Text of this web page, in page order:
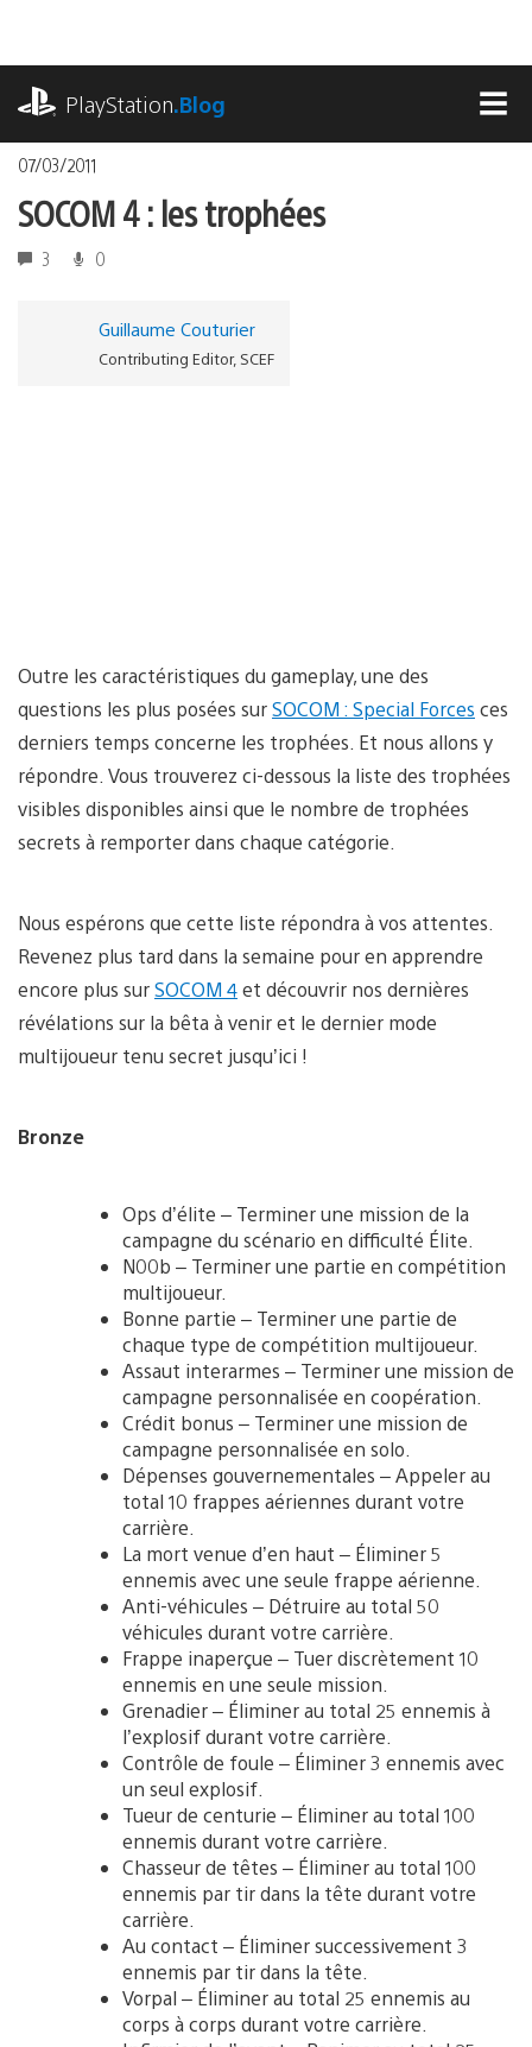
contenu
PlayStation.Blog
07/03/2011
SOCOM 4 : les trophées
3 0
Guillaume Couturier
Contributing Editor, SCEF
Outre les caractéristiques du gameplay, une des
questions les plus posées surSOCOM : Special Forces ces
derniers temps concerne les trophées. Et nous allons y
répondre. Vous trouverez ci-dessous la liste des trophées
visibles disponibles ainsi que le nombre de trophées
secrets à remporter dans chaque catégorie.
Nous espérons que cette liste répondra à vos attentes.
Revenez plus tard dans la semaine pour en apprendre
encore plus surSOCOM 4et découvrir nos dernières
révélations sur la bêta à venir et le dernier mode
multijoueur tenu secret jusqu’ici !
Bronze
Ops d’élite – Terminer une mission de la
campagne du scénario en difficulté Élite.
N00b – Terminer une partie en compétition
multijoueur.
Bonne partie – Terminer une partie de
chaque type de compétition multijoueur.
Assaut interarmes – Terminer une mission de
campagne personnalisée en coopération.
Crédit bonus – Terminer une mission de
campagne personnalisée en solo.
Dépenses gouvernementales – Appeler au
total 10 frappes aériennes durant votre
carrière.
La mort venue d’en haut – Éliminer 5
ennemis avec une seule frappe aérienne.
Anti-véhicules – Détruire au total 50
véhicules durant votre carrière.
Frappe inaperçue – Tuer discrètement 10
ennemis en une seule mission.
Grenadier – Éliminer au total 25 ennemis à
l’explosif durant votre carrière.
Contrôle de foule – Éliminer 3 ennemis avec
un seul explosif.
Tueur de centurie – Éliminer au total 100
ennemis durant votre carrière.
Chasseur de têtes – Éliminer au total 100
ennemis par tir dans la tête durant votre
carrière.
Au contact – Éliminer successivement 3
ennemis par tir dans la tête.
Vorpal – Éliminer au total 25 ennemis au
corps à corps durant votre carrière.